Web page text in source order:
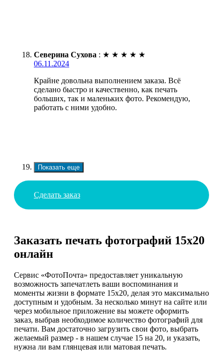
Северина Сухова : ★ ★ ★ ★ ★
06.11.2024
Крайне довольна выполнением заказа. Всё
сделано быстро и качественно, как печать
больших, так и маленьких фото. Рекомендую,
работать с ними удобно.
Показать еще
Сделать заказ
Заказать печать фотографий 15х20
онлайн
Сервис «ФотоПочта» предоставляет уникальную
возможность запечатлеть ваши воспоминания и
моменты жизни в формате 15х20, делая это максимально
доступным и удобным. За несколько минут на сайте или
через мобильное приложение вы можете оформить
заказ, выбрав необходимое количество фотографий для
печати. Вам достаточно загрузить свои фото, выбрать
желаемый размер - в нашем случае 15 на 20, и указать,
нужна ли вам глянцевая или матовая печать.